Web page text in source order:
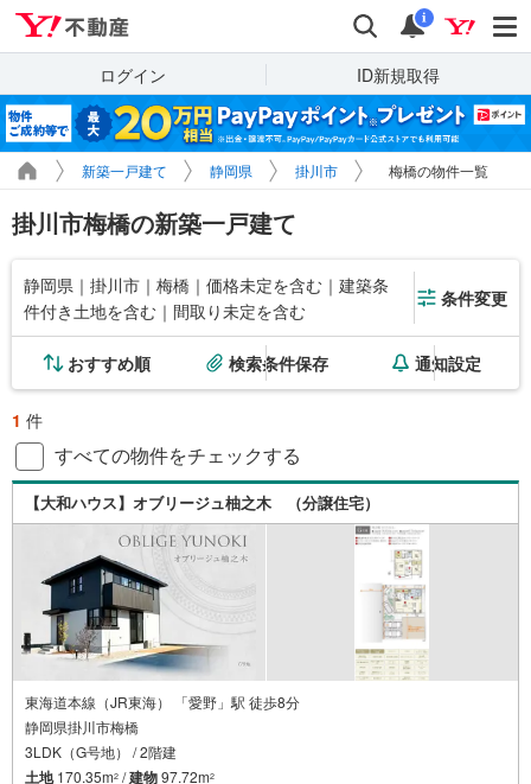
検索 通知
i
ログイン ID新規取得
新築一戸建て 静岡県 掛川市 梅橋の物件一覧
掛川市梅橋の新築一戸建て
静岡県｜掛川市｜梅橋｜価格未定を含む｜建築条
件付き土地を含む｜間取り未定を含む
条件変更
おすすめ順 検索条件保存 通知設定
1 件
すべての物件をチェックする
【大和ハウス】オブリージュ柚之木 （分譲住宅）
東海道本線（JR東海） 「愛野」駅 徒歩8分
静岡県掛川市梅橋
3LDK（G号地） / 2階建
土地170.35m2 /建物97.72m2